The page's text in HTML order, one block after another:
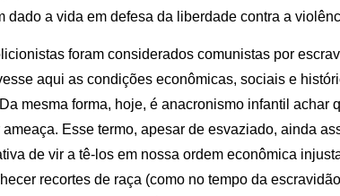
dado a vida em defesa da liberdade contra a
foram considerados comunistas por
aqui as condições econômicas, sociais e
mesma forma, hoje, é anacronismo infantil achar
Esse termo, apesar de esvaziado, ainda
de vir a tê-los em nossa ordem econômica
recortes de raça (como no tempo da